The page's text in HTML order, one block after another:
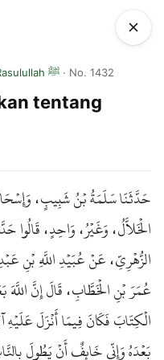
Kitab Hudud dari Rasulullah ﷺ · No. 1432
tentang
حَدَّثَنَا سَلَمَةُ بْنُ شَبِيبٍ،
الْخَلاَّلُ، وَغَيْرُ، وَاحِدٍ، قَالُوا
الزُّهْرِيِّ، عَنْ عُبَيْدِ اللَّهِ بْنِ
عُمَرَ بْنِ الْخَطَّابِ، قَالَ إِنَّ
الْكِتَابَ فَكَانَ فِيمَا أَنْزَلَ
بَعْدَهُ وَإِنِّي خَائِفٌ أَنْ يَطُولَ